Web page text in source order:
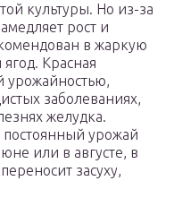
культуры. Но из-за
рост и
в жаркую
Красная
урожайностью,
заболеваниях,
желудка.
урожай
или в августе, в
засуху,